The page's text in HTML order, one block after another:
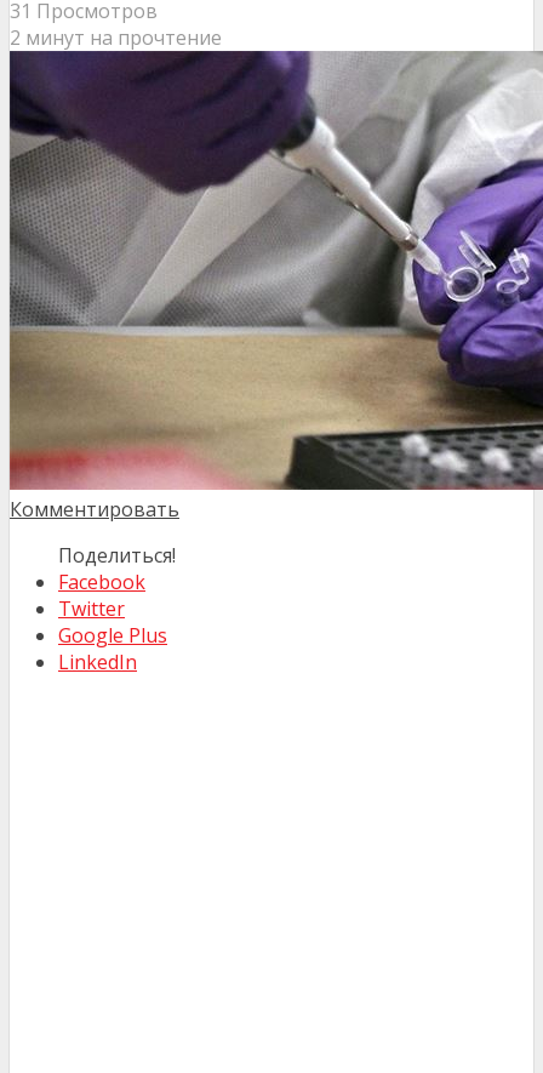
31 Просмотров
2 минут на прочтение
Комментировать
Поделиться!
Facebook
Twitter
Google Plus
LinkedIn